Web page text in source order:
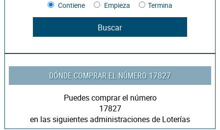
Contiene Empieza Termina
DÓNDE COMPRAR EL NÚMERO17827
Puedes comprar el número
17827
en las siguientes administraciones de Loterías